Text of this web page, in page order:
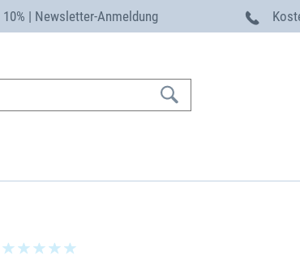
10% | Newsletter-Anmeldung